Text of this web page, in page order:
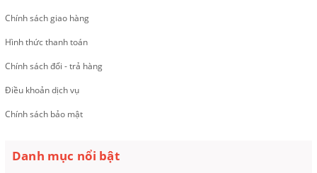
Chính sách giao hàng
Hình thức thanh toán
Chính sách đổi - trả hàng
Điều khoản dịch vụ
Chính sách bảo mật
Danh mục nổi bật